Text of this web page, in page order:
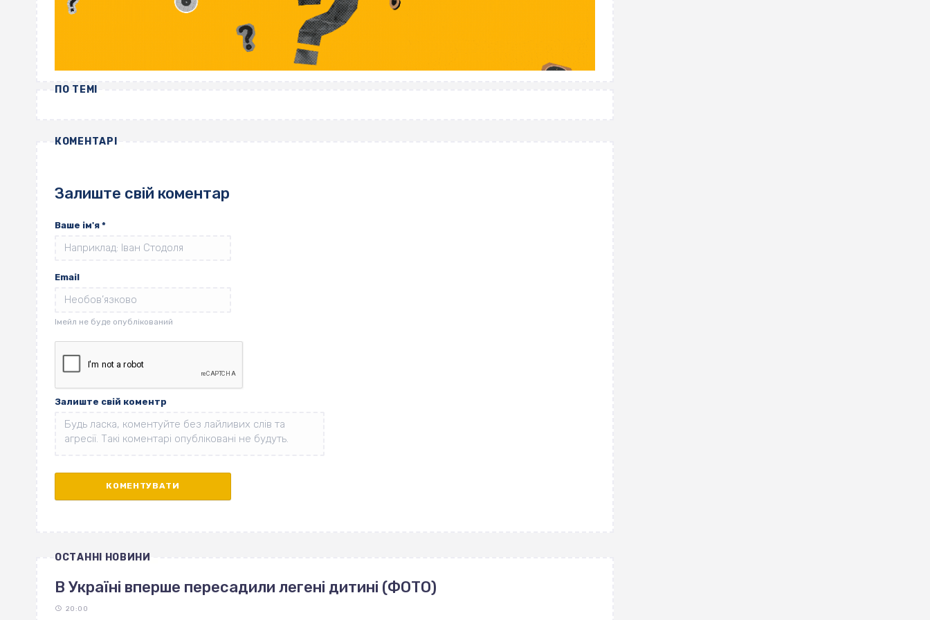
ПО ТЕМІ
КОМЕНТАРІ
Залиште свій коментар
Ваше ім'я *
Email
Залиште свій коментр
ОСТАННІ НОВИНИ
В Україні вперше пересадили легені дитині (ФОТО)
20:00